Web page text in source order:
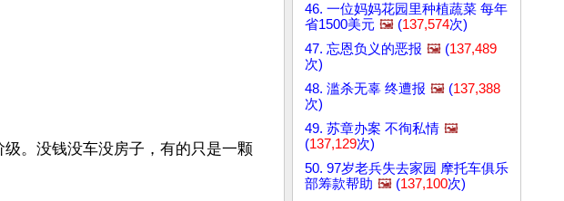
。没钱没车没房子，有的只是一颗
46. 一位妈妈花园里种植蔬菜 每年
省1500美元 🖼️ (137,574次)
47. 忘恩负义的恶报 🖼️ (137,489
次)
48. 滥杀无辜 终遭报 🖼️ (137,388
次)
49. 苏章办案 不徇私情 🖼️
(137,129次)
50. 97岁老兵失去家园 摩托车俱乐
部筹款帮助 🖼️ (137,100次)